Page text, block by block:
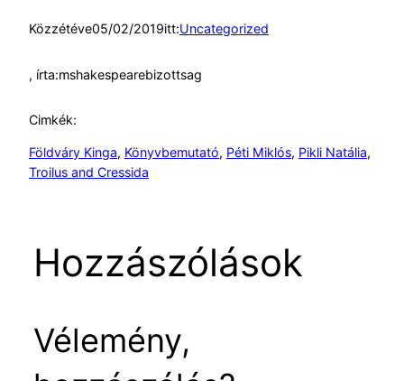
Közzétéve05/02/2019itt:Uncategorized
, írta:mshakespearebizottsag
Cimkék:
Földváry Kinga, Könyvbemutató, Péti Miklós, Pikli Natália
Troilus and Cressida
Hozzászólások
Vélemény,